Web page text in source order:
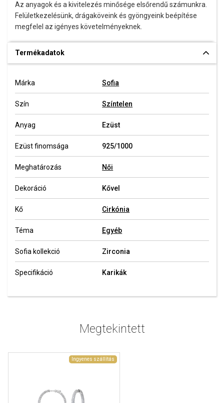
Az anyagok és a kivitelezés minősége elsőrendű számunkra.
Felületkezelésünk, drágaköveink és gyöngyeink beépítése
megfelel az igényes követelményeknek.
Termékadatok
Márka Sofia
Szín Színtelen
Anyag Ezüst
Ezüst finomsága 925/1000
Meghatározás Női
Dekoráció Kővel
Kő Cirkónia
Téma Egyéb
Sofia kollekció Zirconia
Specifikáció Karikák
Megtekintett
Ingyenes szállítás